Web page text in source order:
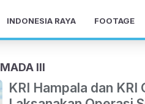
INDONESIA RAYA FOOTAGE
III
KRI Hampala dan KRI